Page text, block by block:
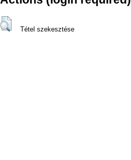
Tétel szekesztése